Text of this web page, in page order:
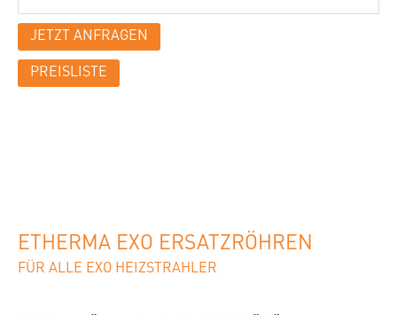
Farben:
Reichweite:
JETZT ANFRAGEN
PREISLISTE
ETHERMA EXO ERSATZRÖHREN
FÜR ALLE EXO HEIZSTRAHLER